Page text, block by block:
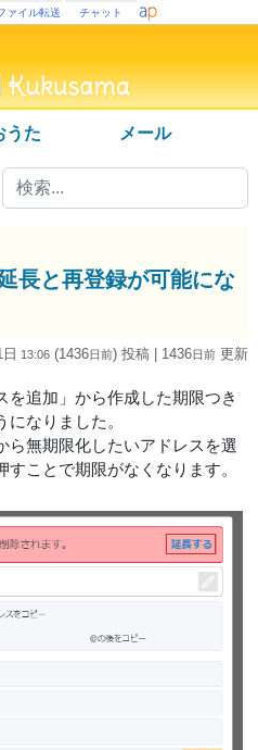
ァイル転送 チャット
うた メール
長と再登録が可能にな
13:06 (1436日前) 投稿 | 1436日前 更新
を追加」から作成した期限つき
なりました。
ら無期限化したいアドレスを選
ことで期限がなくなります。